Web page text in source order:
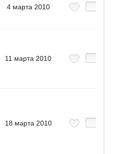
4 марта 2010
11 марта 2010
18 марта 2010